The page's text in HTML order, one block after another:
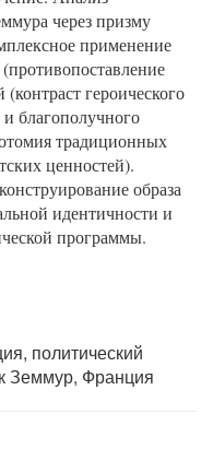
через призму
применение
героического
благополучного
традиционных
ценностей).
образа
идентичности и
программы.
политический
Земмур, Франция